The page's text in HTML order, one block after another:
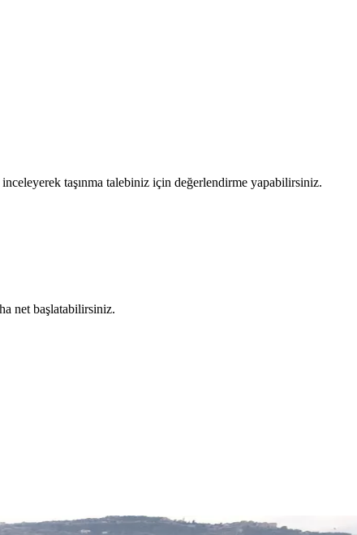
taşınma talebiniz için değerlendirme yapabilirsiniz.
net başlatabilirsiniz.